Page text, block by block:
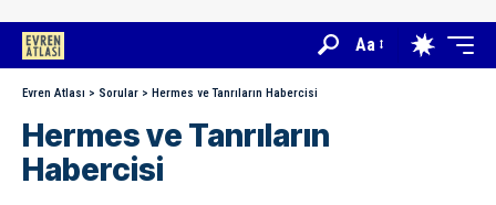
Aa
Evren Atlası > Sorular > Hermes ve Tanrıların Habercisi
Hermes ve Tanrıların
Habercisi